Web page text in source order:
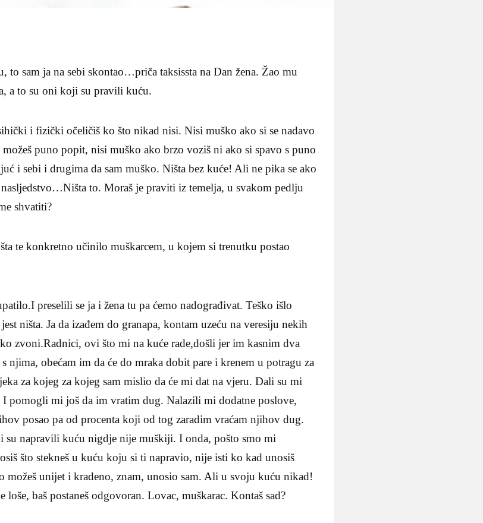
to sam ja na sebi skontao…priča taksissta na Dan žena. Žao mu
a to su oni koji su pravili kuću.
i fizički očeličiš ko što nikad nisi. Nisi muško ako si se nadavo
puno popit, nisi muško ako brzo voziš ni ako si spavo s puno
i sebi i drugima da sam muško. Ništa bez kuće! Ali ne pika se ako
to. Moraš je praviti iz temelja, u svakom pedlju
shvatiti?
te konkretno učinilo muškarcem, u kojem si trenutku postao
preselili se ja i žena tu pa ćemo nadograđivat. Teško išlo
ništa. Ja da izađem do granapa, kontam uzeću na veresiju nekih
zvoni.Radnici, ovi što mi na kuće rade,došli jer im kasnim dva
njima, obećam im da će do mraka dobit pare i krenem u potragu za
za kojeg za kojeg sam mislio da će mi dat na vjeru. Dali su mi
pomogli mi još da im vratim dug. Nalazili mi dodatne poslove,
posao pa od procenta koji od tog zaradim vraćam njihov dug.
su napravili kuću nigdje nije muškiji. I onda, pošto smo mi
što stekneš u kuću koju si ti napravio, nije isti ko kad unosiš
možeš unijet i kradeno, znam, unosio sam. Ali u svoju kuću nikad!
loše, baš postaneš odgovoran. Lovac, muškarac. Kontaš sad?